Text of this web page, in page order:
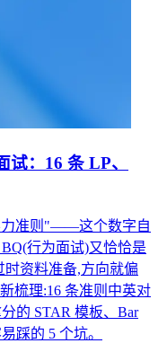
：16 条 LP、
力准则"——这个数字自
行为面试)又恰恰是
资料准备,方向就偏
梳理:16 条准则中英对
的 STAR 模板、Bar
踩的 5 个坑。